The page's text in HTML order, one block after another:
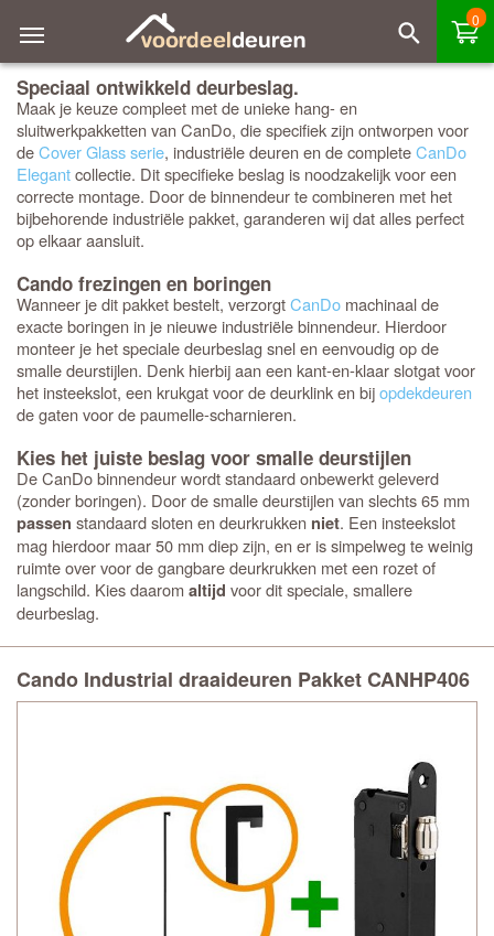
0
Speciaal ontwikkeld deurbeslag.
Maak je keuze compleet met de unieke hang- en
sluitwerkpakketten van CanDo, die specifiek zijn ontworpen voor
deCover Glass serie, industriële deuren en de completeCanDo
Elegantcollectie. Dit specifieke beslag is noodzakelijk voor een
correcte montage. Door de binnendeur te combineren met het
bijbehorende industriële pakket, garanderen wij dat alles perfect
op elkaar aansluit.
Cando frezingen en boringen
Wanneer je dit pakket bestelt, verzorgtCanDo machinaal de
exacte boringen in je nieuwe industriële binnendeur. Hierdoor
monteer je het speciale deurbeslag snel en eenvoudig op de
smalle deurstijlen. Denk hierbij aan een kant-en-klaar slotgat voor
het insteekslot, een krukgat voor de deurklink en bijopdekdeuren
de gaten voor de paumelle-scharnieren.
Kies het juiste beslag voor smalle deurstijlen
De CanDo binnendeur wordt standaard onbewerkt geleverd
(zonder boringen). Door de smalle deurstijlen van slechts 65 mm
passen standaard sloten en deurkrukken niet. Een insteekslot
mag hierdoor maar 50 mm diep zijn, en er is simpelweg te weinig
ruimte over voor de gangbare deurkrukken met een rozet of
langschild. Kies daaromaltijd voor dit speciale, smallere
deurbeslag.
Cando Industrial draaideuren Pakket CANHP406